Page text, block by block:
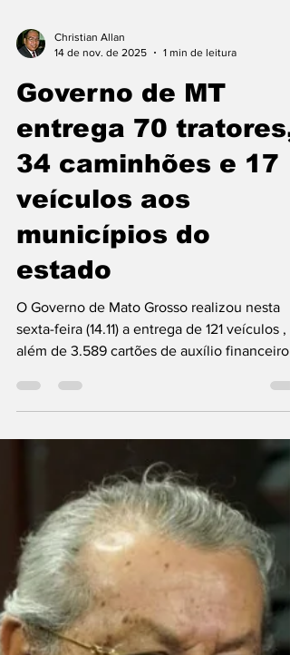
Governo de MT
entrega 70 tratores,
34 caminhões e 17
veículos aos
municípios do
O Governo de Mato Grosso realizou nesta
sexta-feira (14.11) a entrega de 121 veículos ,
Mauro Mendes também formalizou o repasse
ou retomem obras de construção de
A cerimônia ocorreu às 8h, no setor Oeste
Arena Pantanal , em Cuiabá. No eixo da
agricultura familiar, foram entregues 70
tratores